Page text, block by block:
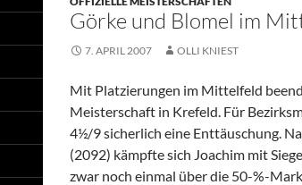
Görke und Blomel im
7. APRIL 2007 OLLI KNIEST
Mit Platzierungen im Mittelfeld
Meisterschaft in Krefeld. Für
4½/9 sicherlich eine Enttäuschung.
(2092) kämpfte sich Joachim mit
zwar noch einmal über die 50-%-